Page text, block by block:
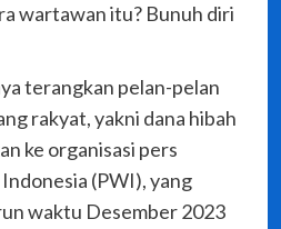
wartawan itu? Bunuh diri
terangkan pelan-pelan
rakyat, yakni dana hibah
ke organisasi pers
(PWI), yang
waktu Desember 2023